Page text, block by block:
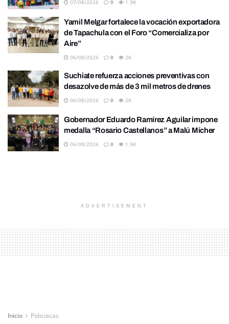
07/08/2026 0 1.9K
Yamil Melgar fortalece la vocación exportadora
de Tapachula con el Foro “Comercializa por
Aire”
06/08/2026 0 2K
Suchiate refuerza acciones preventivas con
desazolve de más de 3 mil metros de drenes
06/08/2026 0 2K
Gobernador Eduardo Ramírez Aguilar impone
medalla “Rosario Castellanos” a Malú Mícher
06/08/2026 0 1.9K
ADVERTISEMENT
Inicio Policiacas